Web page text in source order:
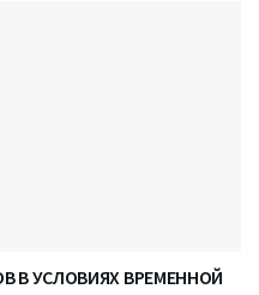
В УСЛОВИЯХ ВРЕМЕННОЙ